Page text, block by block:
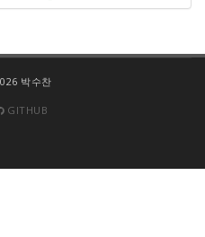
박수찬
GITHUB